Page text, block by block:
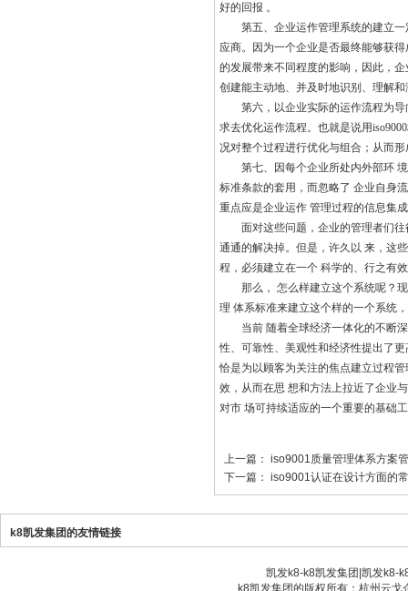
好的回报 。
第五、企业运作管理系统的建立一
应商。因为一个企业是否最终能够获
的发展带来不同程度的影响，因此，
创建能主动地、并及时地识别、理解
第六，以企业实际的运作流程为导
求去优化运作流程。也就是说用
况对整个过程进行优化与组合；从而
第七、因每个企业所处内外部环 境
标准条款的套用，而忽略了 企业自身
重点应是企业运作 管理过程的信息集
面对这些问题，企业的管理者们往
通通的解决掉。但是，许久以 来，这
程，必须建立在一个 科学的、行之有
那么， 怎么样建立这个系统呢？现
理 体系标准来建立这个样的一个系统
当前 随着全球经济一体化的不断深
性、可靠性、美观性和经济性提出了
恰是为以顾客为关注的焦点建立过程
效，从而在思 想和方法上拉近了企业
对市 场可持续适应的一个重要的基础
上一篇： iso9001质量管理体系方案
下一篇： iso9001认证在设计方面的
k8凯发集团的友情链接
凯发k8-k8凯发集团 凯发k8-
k8凯发集团的版权所有：杭州云